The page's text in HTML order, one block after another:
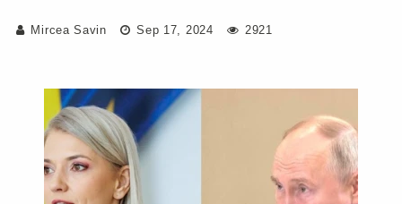
Mircea Savin Sep 17, 2024 2921